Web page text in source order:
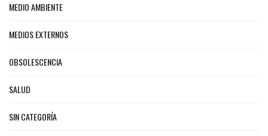
MEDIO AMBIENTE
MEDIOS EXTERNOS
OBSOLESCENCIA
SALUD
SIN CATEGORÍA